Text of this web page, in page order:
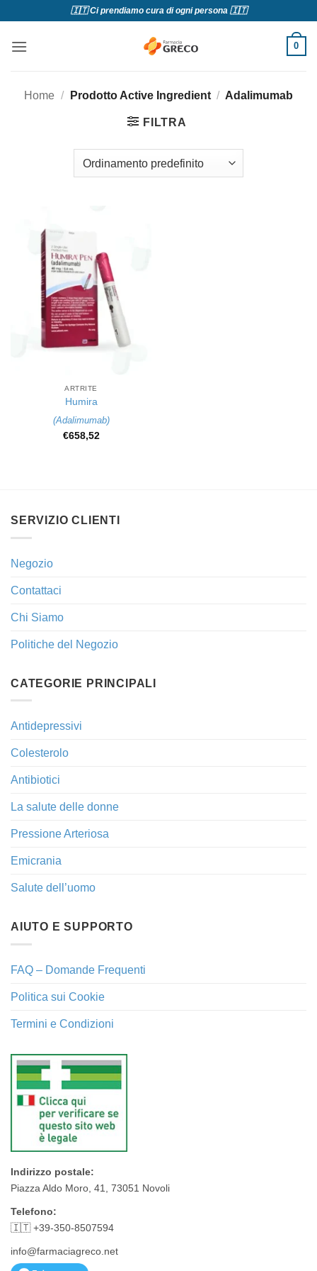
contenuti
🇮🇹 Ci prendiamo cura di ogni persona 🇮🇹
0
Home / Prodotto Active Ingredient / Adalimumab
FILTRA
ARTRITE
Humira
(Adalimumab)
€658,52
SERVIZIO CLIENTI
Negozio
Contattaci
Chi Siamo
Politiche del Negozio
CATEGORIE PRINCIPALI
Antidepressivi
Colesterolo
Antibiotici
La salute delle donne
Pressione Arteriosa
Emicrania
Salute dell’uomo
AIUTO E SUPPORTO
FAQ – Domande Frequenti
Politica sui Cookie
Termini e Condizioni
Indirizzo postale:
Piazza Aldo Moro, 41, 73051 Novoli
Telefono:
🇮🇹 +39-350-8507594
info@farmaciagreco.net